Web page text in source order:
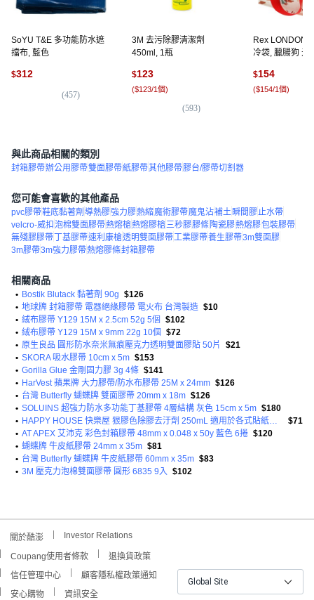
SoYU T&E 多功能防水遮
擋布, 藍色
$312
(457)
3M 去污除膠清潔劑
450ml, 1瓶
$123
($123/1個)
(593)
Rex LONDON
冷袋, 臘腸狗 米
$154
($154/1個)
與此商品相關的類別
封箱膠帶辦公用膠帶雙面膠帶紙膠帶其他膠帶膠台/膠帶切割器
您可能會喜歡的其他產品
pvc膠帶鞋底黏著劑 導熱膠強力膠熱縮魔術膠帶魔鬼沾補土瞬間膠止水帶
velcro-威扣 泡棉雙面膠帶熱熔槍熱熔膠槍三秒膠膠條 陶瓷膠熱熔膠包裝膠帶
無殘膠膠帶 丁基膠帶速利康槍透明雙面膠帶工業膠帶養生膠帶3m雙面膠
3m膠帶3m強力膠帶熱熔膠條封箱膠帶
相關商品
• Bostik Blutack 黏著劑 90g $126
• 地球牌 封箱膠帶 電器絕緣膠帶 電火布 台灣製造 $10
• 絨布膠帶 Y129 15M x 2.5cm 52g 5個 $102
• 絨布膠帶 Y129 15M x 9mm 22g 10個 $72
• 原生良品 圓形防水奈米無痕壓克力透明雙面膠貼 50片
$21
• SKORA 吸水膠帶 10cm x 5m $153
• Gorilla Glue 金剛固力膠 3g 4條 $141
• HarVest 蘋果牌 大力膠帶/防水布膠帶 25M x 24mm $126
• 台灣 Butterfly 蝴蝶牌 雙面膠帶 20mm x 18m $126
• SOLUINS 超強力防水多功能丁基膠帶 4層結構 灰色 15cm x 5m $180
•
HAPPY HOUSE 快樂屋 狠膠色除膠去汙劑 250mL 適用於各式貼紙標籤 柚子皮萃取物 環保去汙力強
$71
• AT APEX 艾沛克 彩色封箱膠帶 48mm x 0.048 x 50y 藍色 6捲 $120
• 蝴蝶牌 牛皮紙膠帶 24mm x 35m $81
• 台灣 Butterfly 蝴蝶牌 牛皮紙膠帶 60mm x 35m $83
• 3M 壓克力泡棉雙面膠帶 圓形 6835 9入 $102
關於酷澎 Investor Relations
Coupang使用者條款
退換貨政策
信任管理中心
顧客隱私權政策通知
安心購物
資訊安全
Global Site